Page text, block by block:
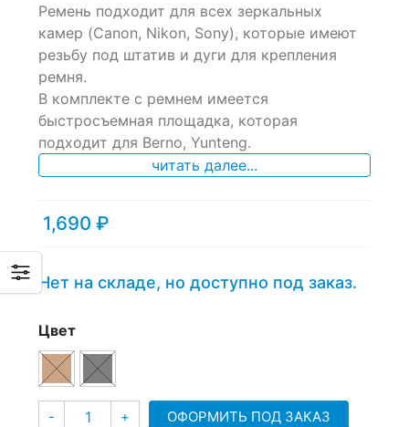
Ремень подходит для всех зеркальных
камер (Canon, Nikon, Sony), которые имеют
резьбу под штатив и дуги для крепления
ремня.
В комплекте с ремнем имеется
быстросъемная площадка, которая
подходит для Berno, Yunteng.
читать далее...
1,690 ₽
Нет на складе, но доступно под заказ.
Цвет
- Количество
+ ОФОРМИТЬ ПОД ЗАКАЗ